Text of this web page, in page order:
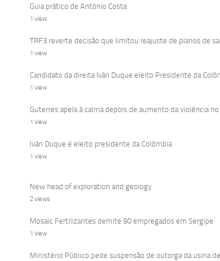
Guia prático de António Costa
1 view
TRF3 reverte decisão que limitou reajuste de planos de
1 view
Candidato da direita Iván Duque eleito Presidente da
1 view
Guterres apela à calma depois de aumento da violência no
1 view
Iván Duque é eleito presidente da Colômbia
1 view
New head of exploration and geology
2 views
Mosaic Fertilizantes demite 90 empregados em Sergipe
1 view
Ministério Público pede suspensão de outorga da usina